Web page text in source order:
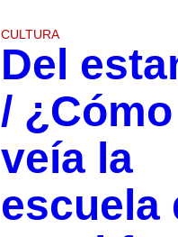
CULTURA
Del
/ ¿Cómo
veía la
escuela